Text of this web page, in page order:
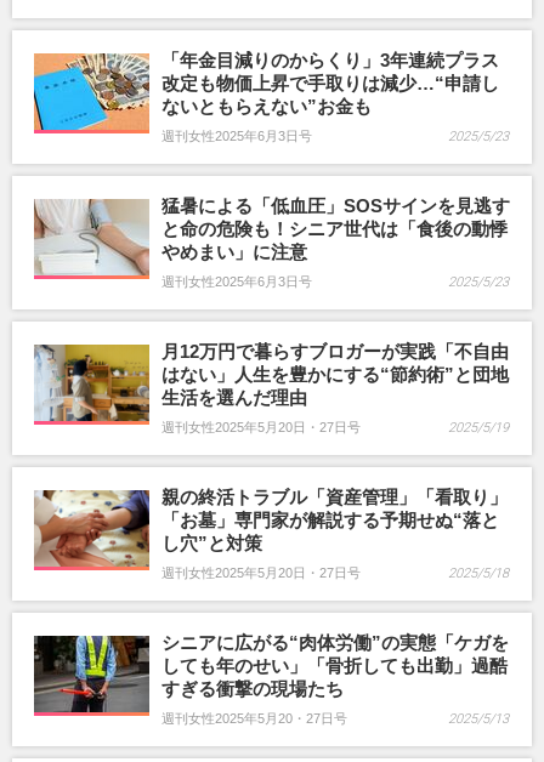
「年金目減りのからくり」3年連続プラス
改定も物価上昇で手取りは減少…“申請し
ないともらえない”お金も
週刊女性2025年6月3日号 2025/5/23
猛暑による「低血圧」SOSサインを見逃す
と命の危険も！シニア世代は「食後の動悸
やめまい」に注意
週刊女性2025年6月3日号 2025/5/23
月12万円で暮らすブロガーが実践「不自由
はない」人生を豊かにする“節約術”と団地
生活を選んだ理由
週刊女性2025年5月20日・27日号 2025/5/19
親の終活トラブル「資産管理」「看取り」
「お墓」専門家が解説する予期せぬ“落と
し穴”と対策
週刊女性2025年5月20日・27日号 2025/5/18
シニアに広がる“肉体労働”の実態「ケガを
しても年のせい」「骨折しても出勤」過酷
すぎる衝撃の現場たち
週刊女性2025年5月20・27日号 2025/5/13